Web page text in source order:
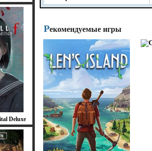
Deluxe
Рекомендуемые игры